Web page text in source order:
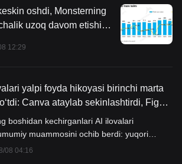
19.8 milliard dollar miqdorida aktsiyalarni
Alphabet oddiy aktsiyasini taxminan
sotib olish ham bor, natijada Google
eng katta beshta pozitsiyadan biriga kirdi.
oshdi, Monsterning
uzoq davom etishi
12:29
yalpi foyda hikoyasi birinchi marta
Canva ataylab sekinlashtirdi, Figma
o‘zi yutdi
boshidan kechirganlari AI ilovalari
muammosini ochib berdi: yuqori
yalpi daromadni jiddiy tarzda
08 04:16